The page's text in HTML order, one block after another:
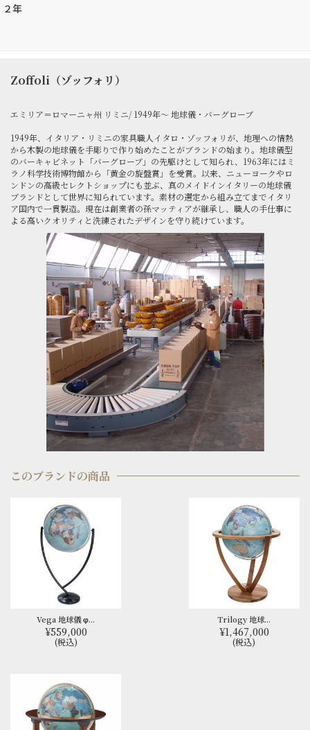
２年
Zoffoli（ゾッフォリ）
エミリア＝ロマーニャ州 リミニ/ 1949年～ 地球儀・バーグローブ
1949年、イタリア・リミニの家具職人イタロ・ゾッフォリが、地理への情熱
から木製の地球儀を手彫りで作り始めたことがブランドの始まり。地球儀型
のバーキャビネット「バーグローブ」の先駆けとして知られ、1963年にはミ
ラノ科学技術博物館から「黄金の旋盤賞」を受賞。以来、ニューヨークやロ
ンドンの高級セレクトショップにも並ぶ、真のメイドインイタリーの地球儀
ブランドとして世界に知られています。素材の選定から組み立てまでイタリ
ア国内で一貫製造。現在は創業者の孫マッティアが継承し、職人の手仕事に
よる高いクオリティと洗練されたデザインを守り続けています。
このブランドの商品
Vega 地球儀 φ...
¥559,000
(税込)
Trilogy 地球...
¥1,467,000
(税込)